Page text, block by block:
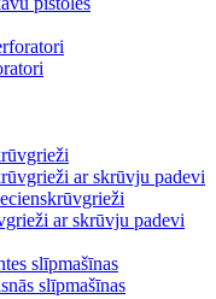
ar skrūvju padevi
ar skrūvju padevi
slīpmašīnas
slīpmašīnas